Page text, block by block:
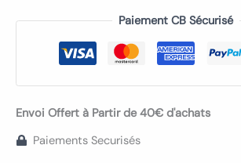
Paiement CB Sécurisé
Envoi Offert à Partir de 40€ d'achats
Paiements Securisés